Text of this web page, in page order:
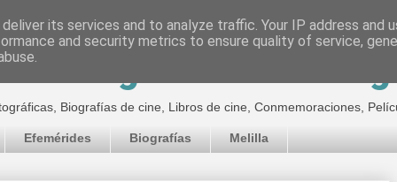
de Jorge
Biografías de cine, Libros de cine, Conmemoraciones,
Efemérides Biografías Melilla
its services and to analyze traffic. Your IP address and
and security metrics to ensure quality of service,